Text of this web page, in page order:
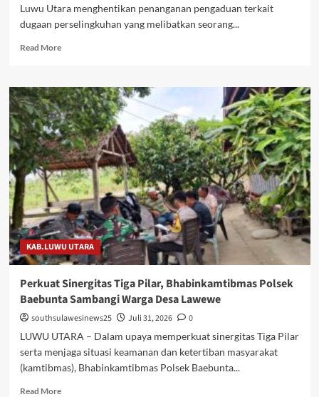
Luwu Utara menghentikan penanganan pengaduan terkait
dugaan perselingkuhan yang melibatkan seorang...
Read MoreRead
Tak
Cukup
Bukti
Permulaan,
Sipropam
Polres
Luwu
Utara
Hentikan
Penyelidikan
Dugaan
Perselingkuhan
Oknum
Anggota
KAB.LUWU UTARA
Perkuat Sinergitas Tiga Pilar, Bhabinkamtibmas Polsek
Baebunta Sambangi Warga Desa Lawewe
southsulawesinews25 Juli 31, 2026
0
LUWU UTARA – Dalam upaya memperkuat sinergitas Tiga Pilar
serta menjaga situasi keamanan dan ketertiban masyarakat
(kamtibmas), Bhabinkamtibmas Polsek Baebunta...
Read MoreRead